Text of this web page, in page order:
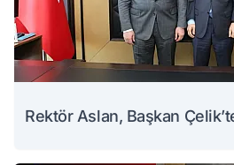
Rektör Aslan, Başkan